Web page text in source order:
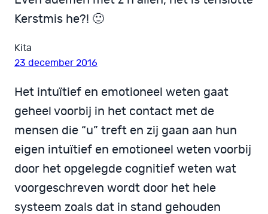
Kerstmis he?! 🙂
Kita
23 december 2016
Het intuïtief en emotioneel weten gaat
geheel voorbij in het contact met de
mensen die “u” treft en zij gaan aan hun
eigen intuïtief en emotioneel weten voorbij
door het opgelegde cognitief weten wat
voorgeschreven wordt door het hele
systeem zoals dat in stand gehouden